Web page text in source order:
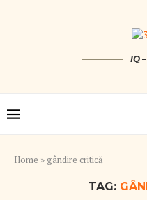
IQ
Home » gândire critică
TAG: